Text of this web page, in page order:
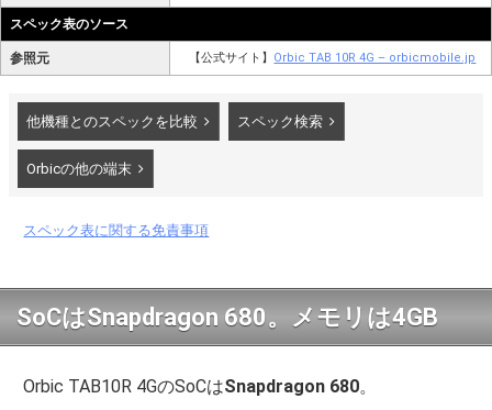
スペック表のソース
参照元 【公式サイト】 Orbic TAB 10R 4G – orbicmobile.jp
他機種とのスペックを比較 スペック検索
Orbicの他の端末
スペック表に関する免責事項
SoCはSnapdragon 680。メモリは4GB
Orbic TAB10R 4GのSoCはSnapdragon 680。